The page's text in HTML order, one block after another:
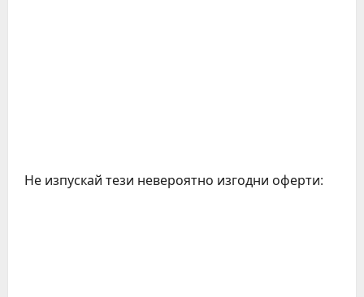
Не изпускай тези невероятно изгодни оферти: